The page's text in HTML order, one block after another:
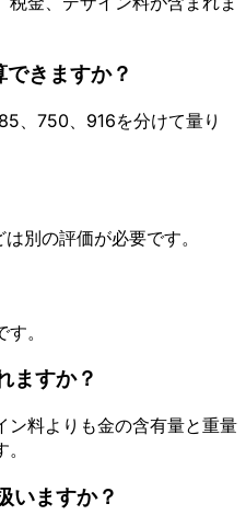
きますか？
、750、916を分けて量り
別の評価が必要です。
。
ますか？
ン料よりも金の含有量と重量
いますか？